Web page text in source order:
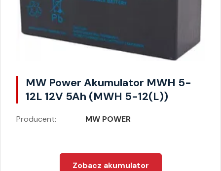
MW Power Akumulator MWH 5-
12L 12V 5Ah (MWH 5-12(L))
Producent: MW POWER
Zobacz akumulator